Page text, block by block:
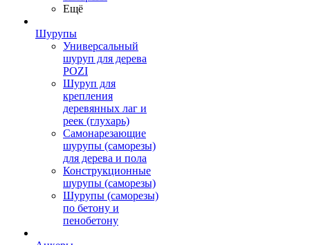
Ещё
Шурупы
Универсальный
шуруп для дерева
POZI
Шуруп для
крепления
деревянных лаг и
реек (глухарь)
Самонарезающие
шурупы (саморезы)
для дерева и пола
Конструкционные
шурупы (саморезы)
Шурупы (саморезы)
по бетону и
пенобетону